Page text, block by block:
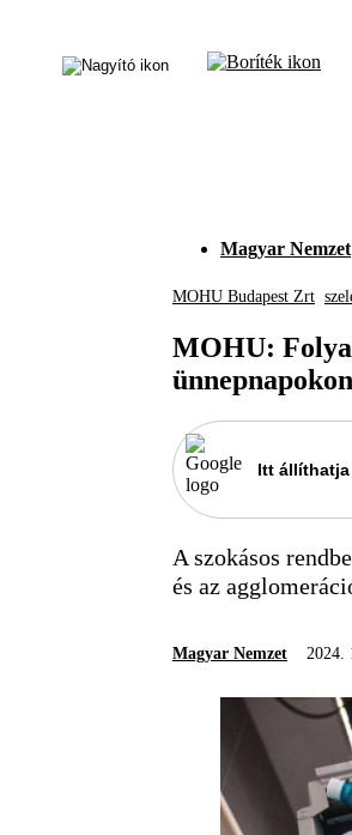
Magyar Nemzet
MOHU Budapest Zrt
MOHU:
Itt állíthatja
A szokásos
és az
Magyar Nemzet 2024.